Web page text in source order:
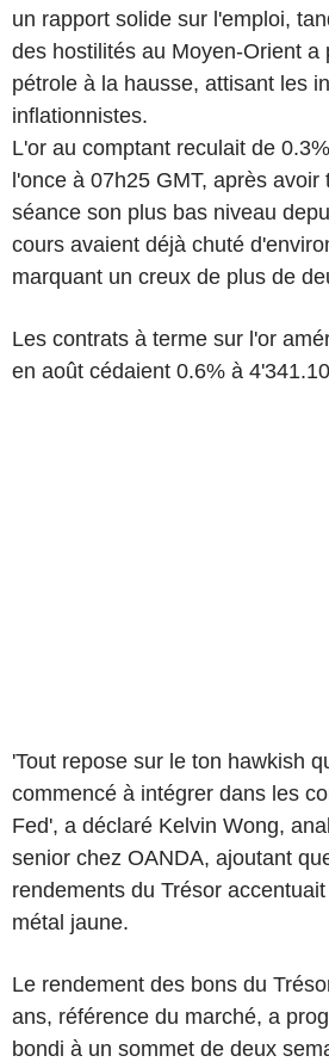
un rapport solide sur l'emploi,
des hostilités au Moyen-Orient a
pétrole à la hausse, attisant les
inflationnistes.
L'or au comptant reculait de
l'once à 07h25 GMT, après avoir
séance son plus bas niveau
cours avaient déjà chuté
marquant un creux de plus de
Les contrats à terme sur l'or
en août cédaient 0.6% à
'Tout repose sur le ton hawkish
commencé à intégrer dans les
Fed', a déclaré Kelvin Wong,
senior chez OANDA, ajoutant
rendements du Trésor
métal jaune.
Le rendement des bons du
ans, référence du marché, a
bondi à un sommet de deux